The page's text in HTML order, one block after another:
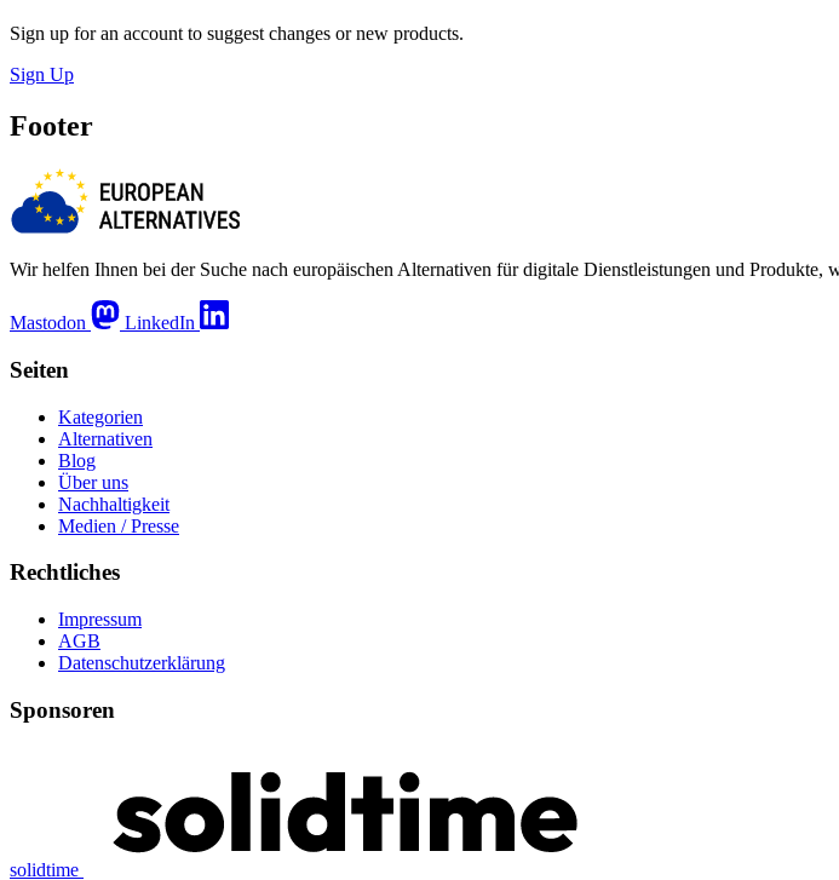
Sign up for an account to suggest changes or new products.
Sign Up
Footer
Wir helfen Ihnen bei der Suche nach europäischen Alternativen für digitale Dienstleistungen und Produkte,
Mastodon LinkedIn
Seiten
Kategorien
Alternativen
Blog
Über uns
Nachhaltigkeit
Medien / Presse
Rechtliches
Impressum
AGB
Datenschutzerklärung
Sponsoren
solidtime